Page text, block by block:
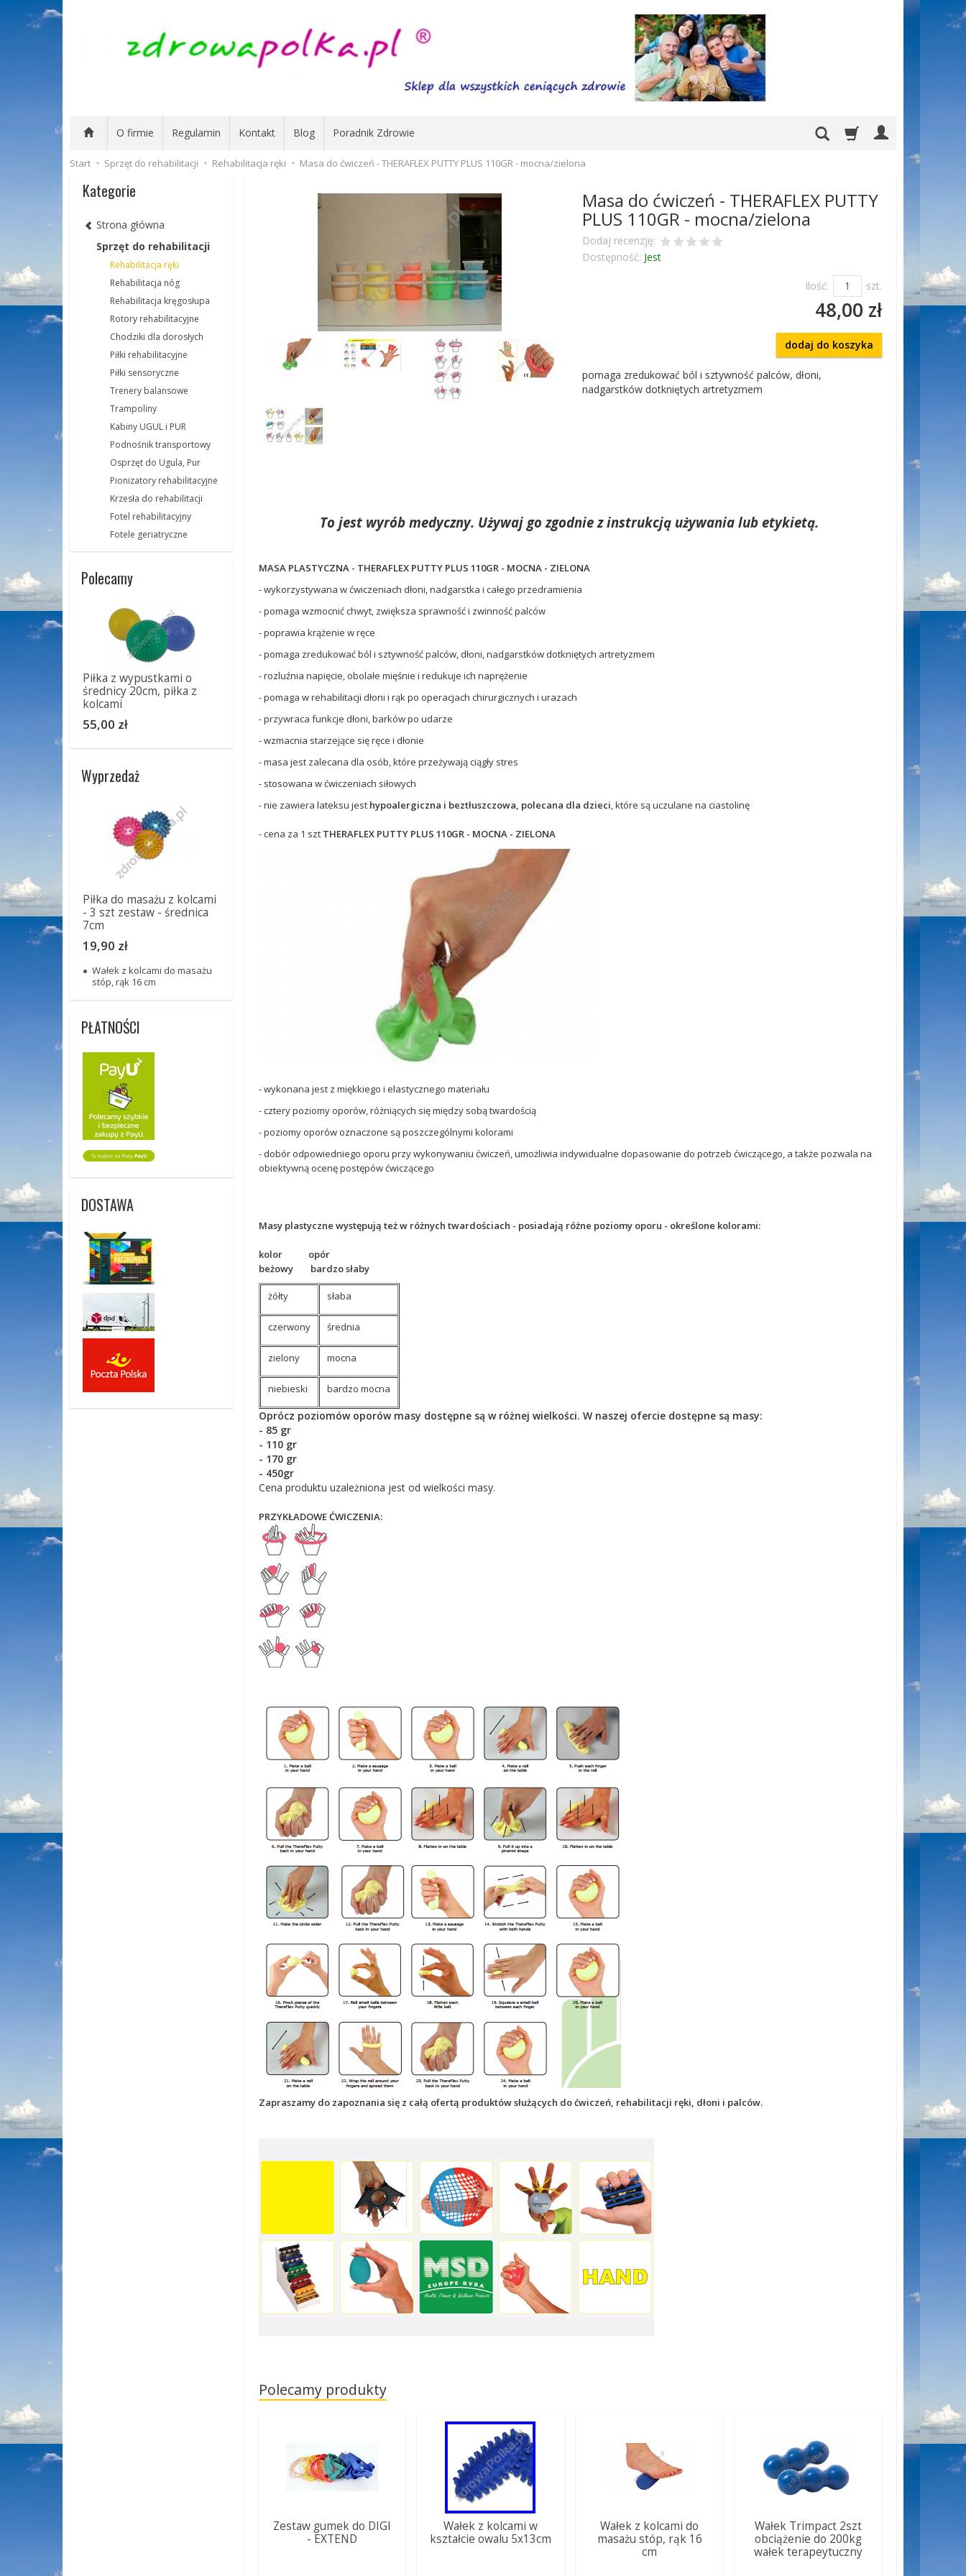
O firmie Regulamin Kontakt Blog Poradnik Zdrowie
Start Sprzęt do rehabilitacji Rehabilitacja ręki Masa do ćwiczeń - THERAFLEX PUTTY PLUS 110GR - mocna/zielona
Masa do ćwiczeń - THERAFLEX PUTTY
PLUS 110GR - mocna/zielona
Dodaj recenzję:
Dostępność: Jest
Ilość: szt.
48,00 zł
dodaj do koszyka
pomaga zredukować ból i sztywność palców, dłoni,
nadgarstków dotkniętych artretyzmem
To jest wyrób medyczny. Używaj go zgodnie z instrukcją używania lub etykietą.
MASA PLASTYCZNA - THERAFLEX PUTTY PLUS 110GR - MOCNA - ZIELONA
- wykorzystywana w ćwiczeniach dłoni, nadgarstka i całego przedramienia
- pomaga wzmocnić chwyt, zwiększa sprawność i zwinność palców
- poprawia krążenie w ręce
- pomaga zredukować ból i sztywność palców, dłoni, nadgarstków dotkniętych artretyzmem
- rozluźnia napięcie, obolałe mięśnie i redukuje ich naprężenie
- pomaga w rehabilitacji dłoni i rąk po operacjach chirurgicznych i urazach
- przywraca funkcje dłoni, barków po udarze
- wzmacnia starzejące się ręce i dłonie
- masa jest zalecana dla osób, które przeżywają ciągły stres
- stosowana w ćwiczeniach siłowych
- nie zawiera lateksu jest hypoalergiczna i beztłuszczowa, polecana dla dzieci, które są uczulane na ciastolinę
- cena za 1 szt THERAFLEX PUTTY PLUS 110GR - MOCNA - ZIELONA
- wykonana jest z miękkiego i elastycznego materiału
- cztery poziomy oporów, różniących się między sobą twardością
- poziomy oporów oznaczone są poszczególnymi kolorami
- dobór odpowiedniego oporu przy wykonywaniu ćwiczeń, umożliwia indywidualne dopasowanie do potrzeb ćwiczącego, a także pozwala na
obiektywną ocenę postępów ćwiczącego
Masy plastyczne występują też w różnych twardościach - posiadają różne poziomy oporu - określone kolorami:
kolor opór
beżowy bardzo słaby
żółty słaba
czerwony średnia
zielony mocna
niebieski bardzo mocna
Oprócz poziomów oporów masy dostępne są w różnej wielkości. W naszej ofercie dostępne są masy:
- 85 gr
- 110 gr
- 170 gr
- 450gr
Cena produktu uzależniona jest od wielkości masy.
PRZYKŁADOWE ĆWICZENIA:
Zapraszamy do zapoznania się z całą ofertą produktów służących do ćwiczeń, rehabilitacji ręki, dłoni i palców.
Polecamy produkty
Zestaw gumek do DIGI
- EXTEND
Wałek z kolcami w
kształcie owalu 5x13cm
Wałek z kolcami do
masażu stóp, rąk 16
cm
Wałek Trimpact 2szt
obciążenie do 200kg
wałek terapeytuczny
Kategorie
Strona główna
Sprzęt do rehabilitacji
Rehabilitacja ręki
Rehabilitacja nóg
Rehabilitacja kręgosłupa
Rotory rehabilitacyjne
Chodziki dla dorosłych
Piłki rehabilitacyjne
Piłki sensoryczne
Trenery balansowe
Trampoliny
Kabiny UGUL i PUR
Podnośnik transportowy
Osprzęt do Ugula, Pur
Pionizatory rehabilitacyjne
Krzesła do rehabilitacji
Fotel rehabilitacyjny
Fotele geriatryczne
Polecamy
Piłka z wypustkami o
średnicy 20cm, piłka z
kolcami
55,00 zł
Wyprzedaż
Piłka do masażu z kolcami
- 3 szt zestaw - średnica
7cm
19,90 zł
Wałek z kolcami do masażu
stóp, rąk 16 cm
PŁATNOŚCI
DOSTAWA